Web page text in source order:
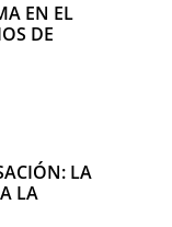
EN EL
DE
LA
LA